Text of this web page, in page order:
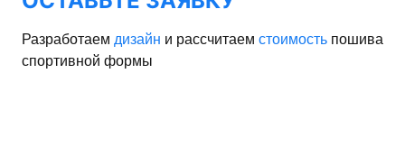
Разработаем дизайн и рассчитаем стоимость пошива
спортивной формы